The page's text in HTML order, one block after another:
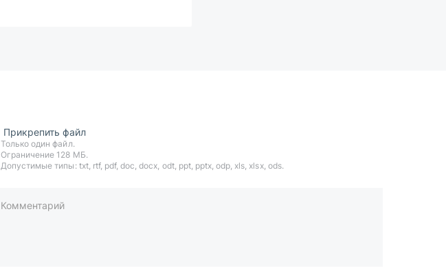
Прикрепить файл
Только один файл.
Ограничение 128 МБ.
Допустимые типы: txt, rtf, pdf, doc, docx, odt, ppt, pptx, odp, xls, xlsx, ods.
Комментарий
пример: 89511234567 или +79511324567